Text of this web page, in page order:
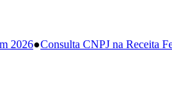
2026●Consulta CNPJ na Receita